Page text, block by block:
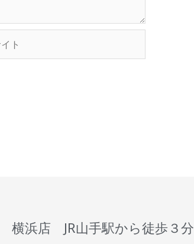
横浜店 JR山手駅から徒歩３分